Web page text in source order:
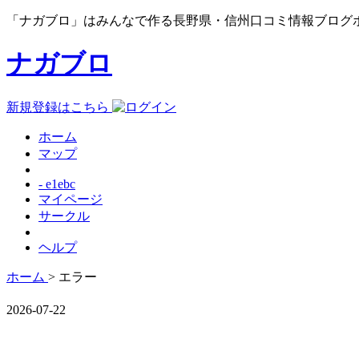
「ナガブロ」はみんなで作る長野県・信州口コミ情報ブログ
ナガブロ
新規登録はこちら
ホーム
マップ
- e1ebc
マイページ
サークル
ヘルプ
ホーム > エラー
2026-07-22